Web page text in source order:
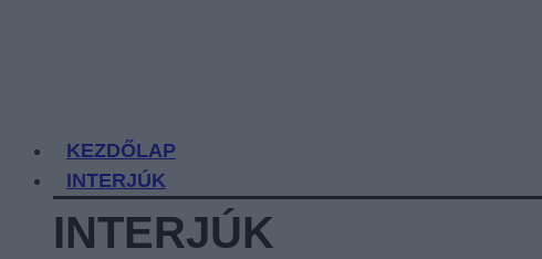
KEZDŐLAP
INTERJÚK
INTERJÚK